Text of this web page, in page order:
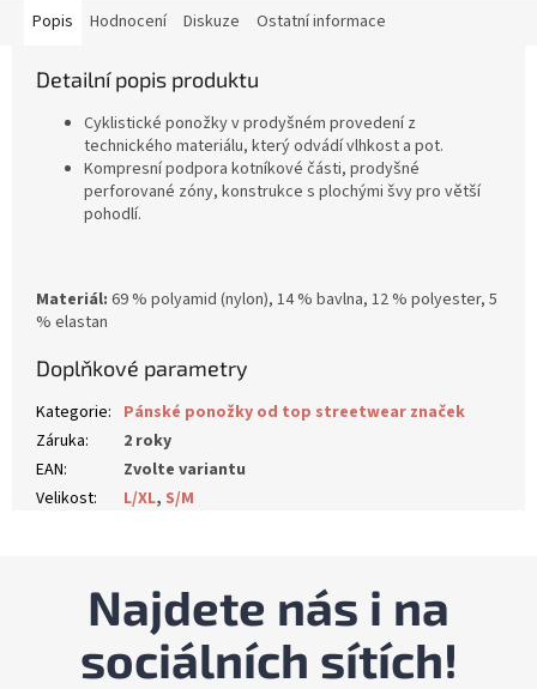
Popis Hodnocení Diskuze Ostatní informace
Detailní popis produktu
Cyklistické ponožky v prodyšném provedení z
technického materiálu, který odvádí vlhkost a pot.
Kompresní podpora kotníkové části, prodyšné
perforované zóny, konstrukce s plochými švy pro větší
pohodlí.
Materiál: 69 % polyamid (nylon), 14 % bavlna, 12 % polyester, 5
% elastan
Doplňkové parametry
Kategorie: Pánské ponožky od top streetwear značek
Záruka:
2 roky
EAN:
Zvolte variantu
Velikost: L/XL, S/M
Najdete nás i na
sociálních sítích!